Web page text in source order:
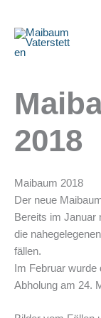
springen
2018
Maibaum 2018
Der neue
Bereits im Januar
die
fällen.
Im Februar
Abholung am 24.